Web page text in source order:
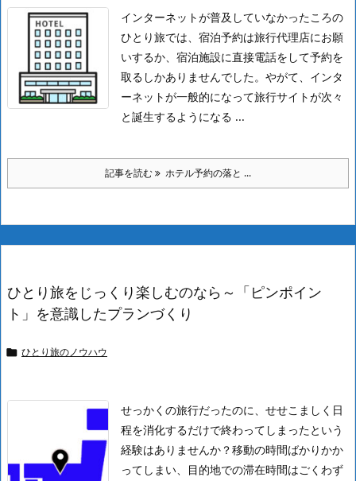
インターネットが普及していなかったころの
ひとり旅では、宿泊予約は旅行代理店にお願
いするか、宿泊施設に直接電話をして予約を
取るしかありませんでした。 やがて、インタ
ーネットが一般的になって旅行サイトが次々
と誕生するようになる ...
記事を読む ホテル予約の落と ...
ひとり旅をじっくり楽しむのなら～「ピンポイン
ト」を意識したプランづくり
 ひとり旅のノウハウ
せっかくの旅行だったのに、せせこましく日
程を消化するだけで終わってしまったという
経験はありませんか？移動の時間ばかりかか
ってしまい、目的地での滞在時間はごくわず